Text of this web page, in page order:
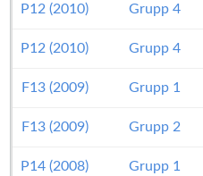
P12 (2010) Grupp 4
P12 (2010) Grupp 4
F13 (2009) Grupp 1
F13 (2009) Grupp 2
P14 (2008) Grupp 1